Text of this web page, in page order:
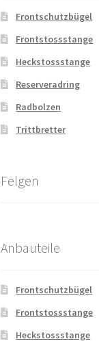
Frontschutzbügel
Frontstossstange
Heckstossstange
Reserveradring
Radbolzen
Trittbretter
Felgen
Anbauteile
Frontschutzbügel
Frontstossstange
Heckstossstange